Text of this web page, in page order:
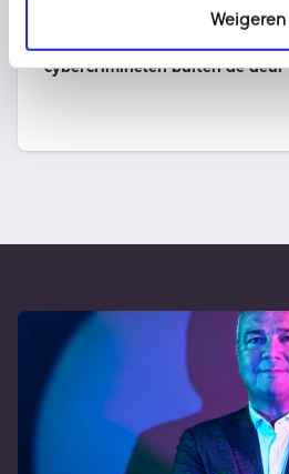
Weigeren
Klaar voor vakantie? Zo houd je
cybercriminelen buiten de deur